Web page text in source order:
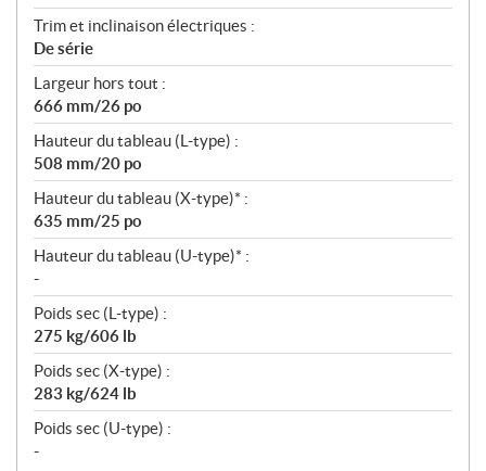
Trim et inclinaison électriques :
De série
Largeur hors tout :
666 mm/26 po
Hauteur du tableau (L-type) :
508 mm/20 po
Hauteur du tableau (X-type)* :
635 mm/25 po
Hauteur du tableau (U-type)* :
-
Poids sec (L-type) :
275 kg/606 lb
Poids sec (X-type) :
283 kg/624 lb
Poids sec (U-type) :
-